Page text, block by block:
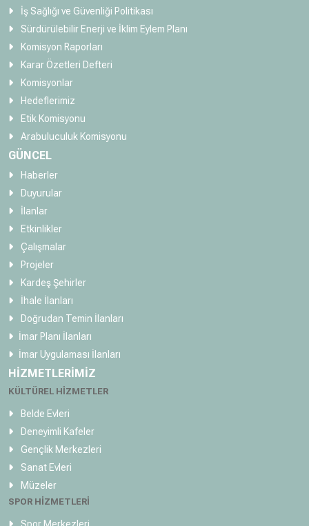
İş Sağlığı ve Güvenliği Politikası
Sürdürülebilir Enerji ve İklim Eylem Planı
Komisyon Raporları
Karar Özetleri Defteri
Komisyonlar
Hedeflerimiz
Etik Komisyonu
Arabuluculuk Komisyonu
GÜNCEL
Haberler
Duyurular
İlanlar
Etkinlikler
Çalışmalar
Projeler
Kardeş Şehirler
İhale İlanları
Doğrudan Temin İlanları
İmar Planı İlanları
İmar Uygulaması İlanları
HİZMETLERİMİZ
KÜLTÜREL HİZMETLER
Belde Evleri
Deneyimli Kafeler
Gençlik Merkezleri
Sanat Evleri
Müzeler
SPOR HİZMETLERİ